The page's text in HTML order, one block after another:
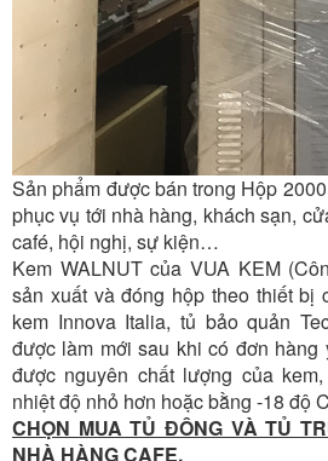
Sản phẩm được bán trong Hộp
phục vụ tới nhà hàng, khách sạn,
café, hội nghị, sự kiện…
Kem WALNUT của VUA KEM
sản xuất và đóng hộp theo thiết bị
kem Innova Italia, tủ bảo quản
được làm mới sau khi có đơn
được nguyên chất lượng của
nhiệt độ nhỏ hơn hoặc bằng -18 độ
CHỌN MUA TỦ ĐÔNG VÀ TỦ
NHÀ HÀNG CAFE.